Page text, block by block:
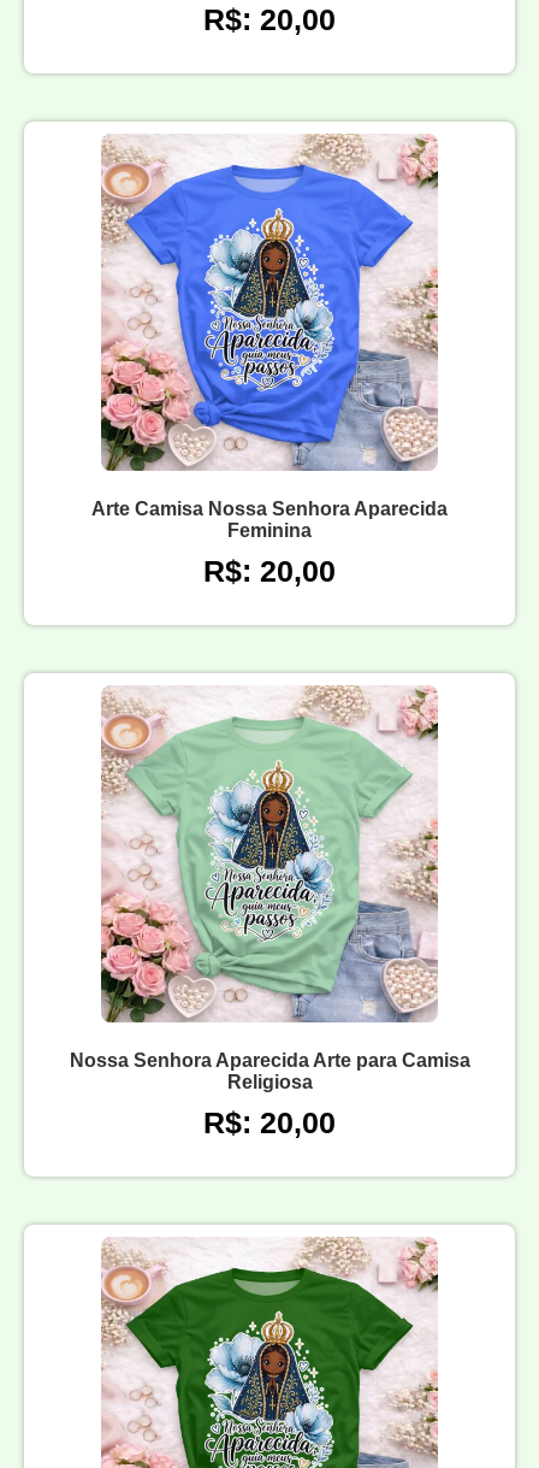
R$: 20,00
Arte Camisa Nossa Senhora Aparecida
Feminina
R$: 20,00
Nossa Senhora Aparecida Arte para Camisa
Religiosa
R$: 20,00